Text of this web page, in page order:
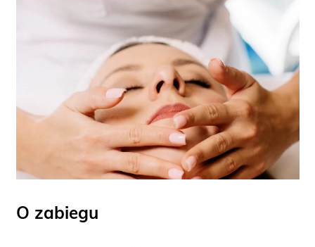
O zabiegu